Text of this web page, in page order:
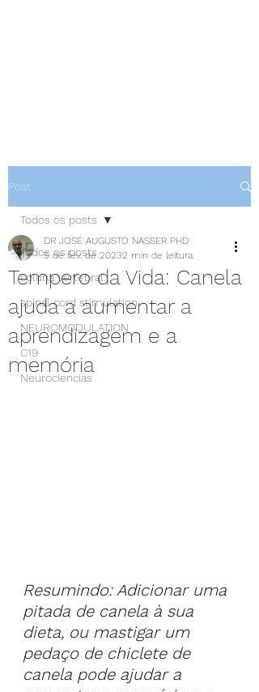
Post
Todos os posts
coluna vertebral
spinal cord stimulation
NEUROMODULATION
C19
Neurociencias
Todos os posts
Tempero da Vida: Canela
ajuda a aumentar a
aprendizagem e a
memória
DR JOSÉ AUGUSTO NASSER PHD
5 de fev. de 20232 min de leitura
Resumindo: Adicionar uma
pitada de canela à sua
dieta, ou mastigar um
pedaço de chiclete de
canela pode ajudar a